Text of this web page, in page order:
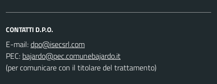
CONTATTI D.P.O.
E-mail:
PEC:
(per comunicare con il titolare del trattamento)